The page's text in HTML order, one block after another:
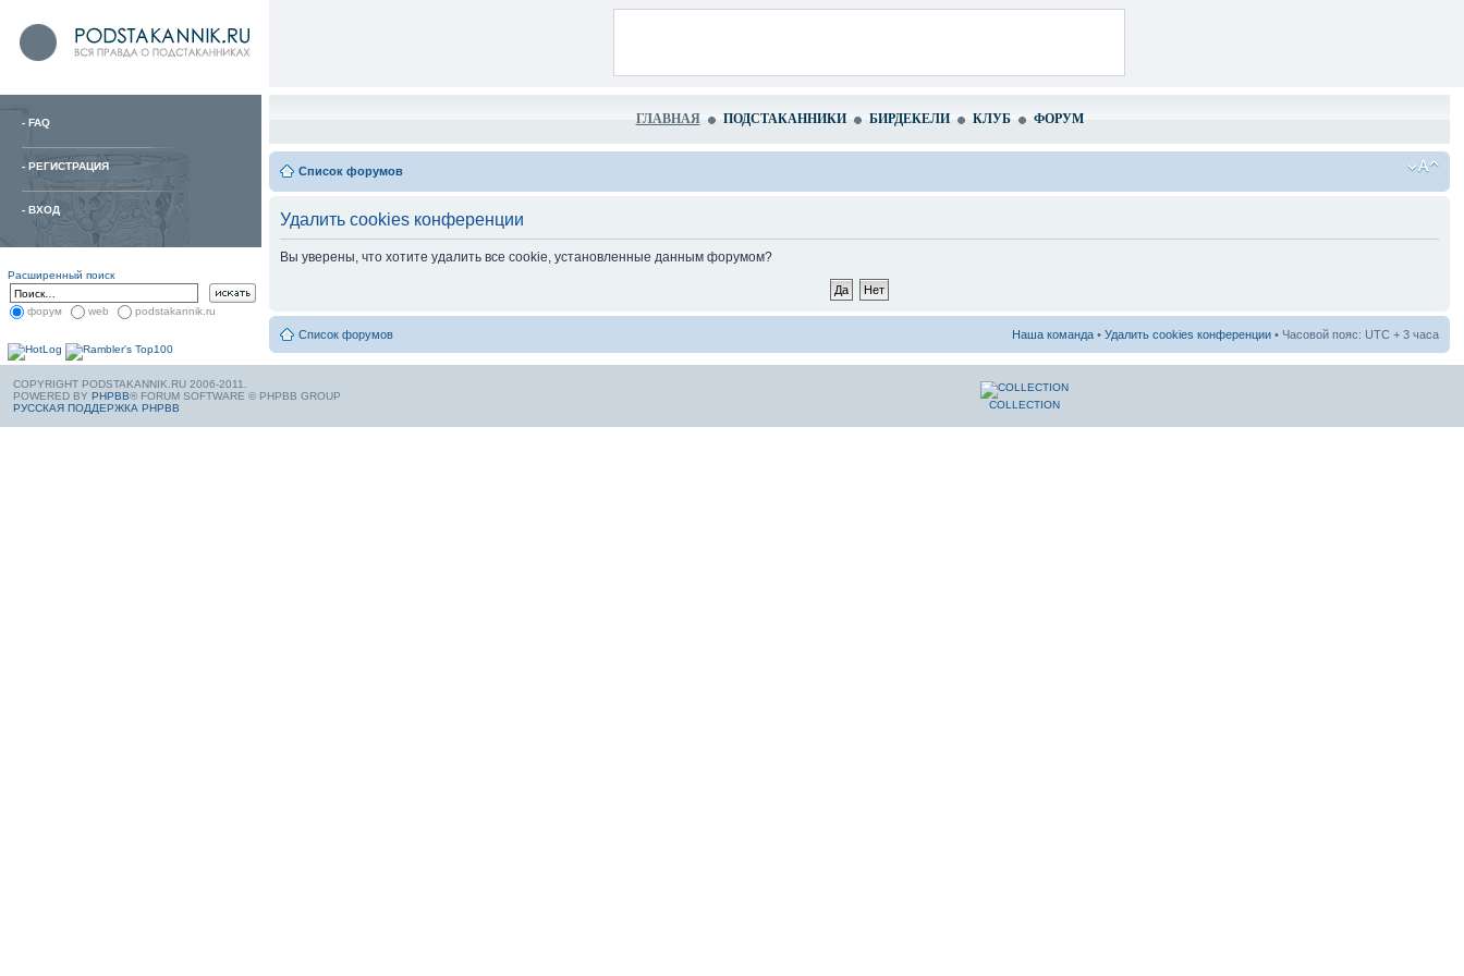
- FAQ
- РЕГИСТРАЦИЯ
- ВХОД
Расширенный поиск
форум web podstakannik.ru
ГЛАВНАЯ ПОДСТАКАННИКИ БИРДЕКЕЛИ КЛУБ ФОРУМ
Список форумов
Удалить cookies конференции
Вы уверены, что хотите удалить все cookie, установленные данным форумом?
Список форумов Наша команда • Удалить cookies конференции • Часовой пояс: UTC + 3 часа
COPYRIGHT PODSTAKANNIK.RU 2006-2011.
POWERED BY PHPBB® FORUM SOFTWARE © PHPBB GROUP
РУССКАЯ ПОДДЕРЖКА PHPBB
COLLECTION